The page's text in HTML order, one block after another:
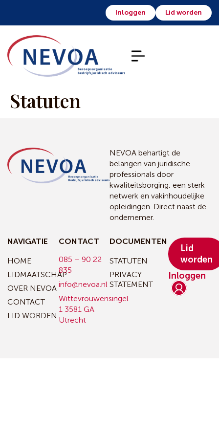
Inloggen Lid worden
Statuten
NEVOA behartigt de
belangen van juridische
professionals door
kwaliteitsborging, een sterk
netwerk en vakinhoudelijke
opleidingen. Direct naast de
ondernemer.
NAVIGATIE
HOME
LIDMAATSCHAP
OVER NEVOA
CONTACT
LID WORDEN
CONTACT
085 – 90 22
835
info@nevoa.nl
Wittevrouwensingel
1 3581 GA
Utrecht
DOCUMENTEN
STATUTEN
PRIVACY
STATEMENT
Inloggen
Lid
worden